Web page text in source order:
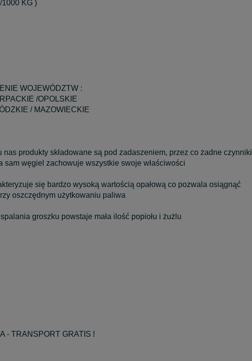
KG )
WOJEWÓDZTW :
/OPOLSKIE
/ MAZOWIECKIE
produkty składowane są pod zadaszeniem, przez co żadne czynniki
sam węgiel zachowuje wszystkie swoje właściwości
się bardzo wysoką wartością opałową co pozwala osiągnąć
oszczędnym użytkowaniu paliwa
groszku powstaje mała ilość popiołu i żużlu
- TRANSPORT GRATIS !